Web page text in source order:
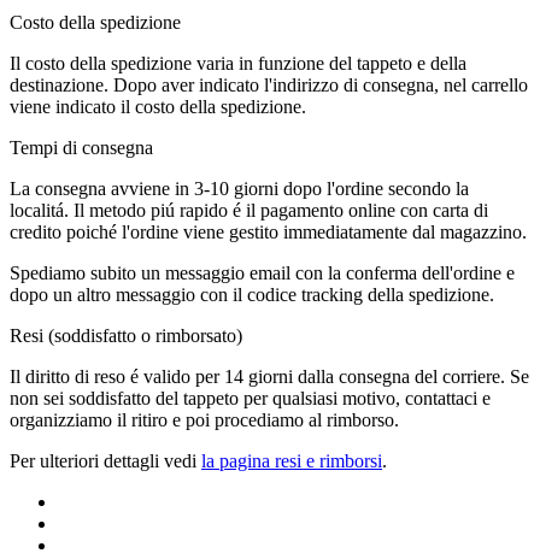
Costo della spedizione
Il costo della spedizione varia in funzione del tappeto e della
destinazione. Dopo aver indicato l'indirizzo di consegna, nel carrello
viene indicato il costo della spedizione.
Tempi di consegna
La consegna avviene in 3-10 giorni dopo l'ordine secondo la
localitá. Il metodo piú rapido é il pagamento online con carta di
credito poiché l'ordine viene gestito immediatamente dal magazzino.
Spediamo subito un messaggio email con la conferma dell'ordine e
dopo un altro messaggio con il codice tracking della spedizione.
Resi (soddisfatto o rimborsato)
Il diritto di reso é valido per 14 giorni dalla consegna del corriere. Se
non sei soddisfatto del tappeto per qualsiasi motivo, contattaci e
organizziamo il ritiro e poi procediamo al rimborso.
Per ulteriori dettagli vedi la pagina resi e rimborsi.